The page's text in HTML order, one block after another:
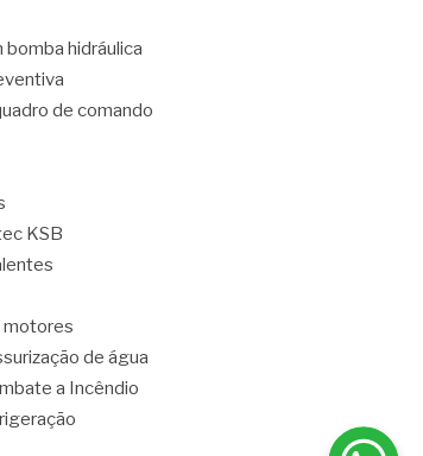
hidráulica
de comando
KSB
motores
de água
a Incêndio